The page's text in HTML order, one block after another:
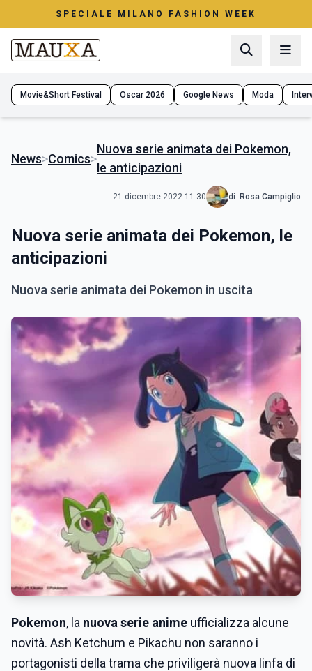
SPECIALE MILANO FASHION WEEK
Movie&Short Festival Oscar 2026 Google News Moda
News>Comics>
Nuova serie animata dei Pokemon,
le anticipazioni
21 dicembre 2022 11:30 di: Rosa Campiglio
Nuova serie animata dei Pokemon, le
anticipazioni
Nuova serie animata dei Pokemon in uscita
Pokemon, la nuova serie anime ufficializza alcune
novità. Ash Ketchum e Pikachu non saranno i
portagonisti della trama che priviligerà nuova linfa di